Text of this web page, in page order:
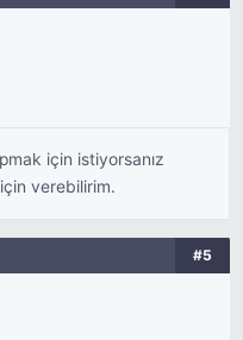
için istiyorsanız
verebilirim.
#5